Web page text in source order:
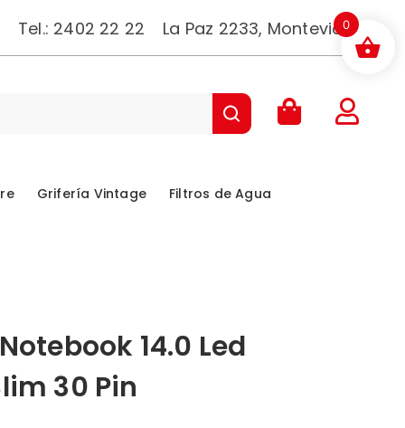
Tel.: 2402 22 22 La Paz 2233, Montevideo.
Grifería Vintage Filtros de Agua
14.0 Led
30 Pin
0